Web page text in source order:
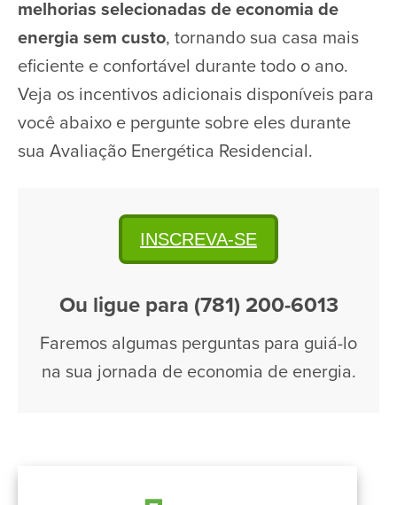
melhorias selecionadas de economia de
energia sem custo, tornando sua casa mais
eficiente e confortável durante todo o ano.
Veja os incentivos adicionais disponíveis para
você abaixo e pergunte sobre eles durante
sua Avaliação Energética Residencial.
INSCREVA-SE
Ou ligue para (781) 200-6013
Faremos algumas perguntas para guiá-lo
na sua jornada de economia de energia.